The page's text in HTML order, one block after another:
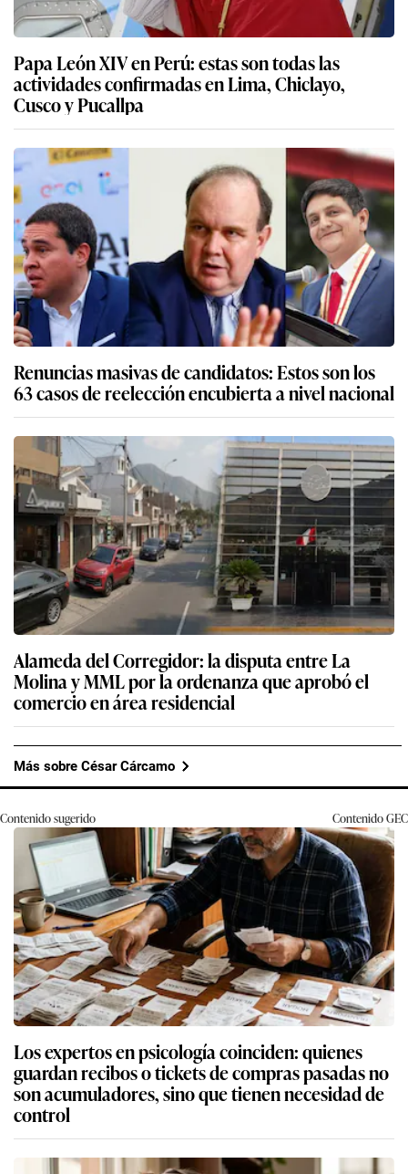
Papa León XIV en Perú: estas son todas las
actividades confirmadas en Lima, Chiclayo,
Cusco y Pucallpa
Renuncias masivas de candidatos: Estos son los
63 casos de reelección encubierta a nivel nacional
Alameda del Corregidor: la disputa entre La
Molina y MML por la ordenanza que aprobó el
comercio en área residencial
Más sobre César Cárcamo
Contenido sugerido ContenidoGEC
Los expertos en psicología coinciden: quienes
guardan recibos o tickets de compras pasadas no
son acumuladores, sino que tienen necesidad de
control